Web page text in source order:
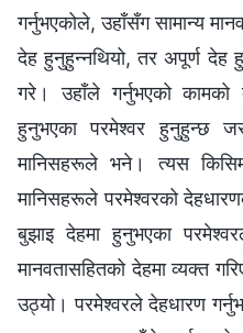
गर्नुभएकोले, उहाँसँग सामान्य
देह हुनुहुन्‍नथियो, तर अपूर्ण देह
गरे। उहाँले गर्नुभएको कामको
हुनुभएका परमेश्‍वर हुनुहुन्छ
मानिसहरूले भने। त्यस
मानिसहरूले परमेश्‍वरको
बुझाइ देहमा हुनुभएका
मानवतासहितको देहमा व्यक्त
उठ्यो। परमेश्‍वरले देहधारण